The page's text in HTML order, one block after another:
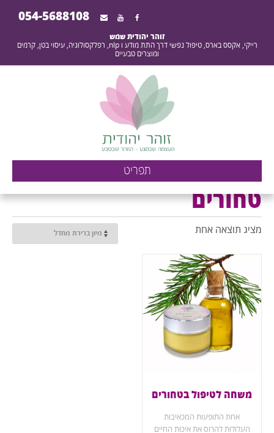
054-5688108
זוהר יהודית שמש
רייקי, אקסס בארס, טיפול נפשי דרך התת מודע ו nlp, רפלקסולוגיה, עיסוי בטן, קרמים
ומוצרים טבעיים
תפריט
ארכיון טחורים - העוצמה
שבמגע - הזוהר שבטבע -
זוהר יהודית שמש
טחורים
מציג תוצאה אחת
משחה לטיפול בטחורים
אחת התופעות המכאיבות
העלולות להרוס את איכות החיים